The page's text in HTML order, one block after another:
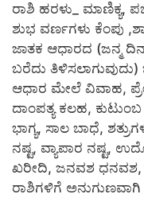
ರಾಶಿ ಹರಳು_ ಮಾಣಿಕ್ಯ,
ಶುಭ ವರ್ಣಗಳು ಕೆಂಪು
ಜಾತಕ ಆಧಾರದ (ಜನ್ಮ
ಬರೆದು
ಆಧಾರ ಮೇಲೆ ವಿವಾಹ,
ದಾಂಪತ್ಯ ಕಲಹ,
ಭಾಗ್ಯ, ಸಾಲ ಬಾಧೆ,
ನಷ್ಟ, ವ್ಯಾಪಾರ ನಷ್ಟ,
ಖರೀದಿ, ಜನವಶ ಧನವಶ,
ರಾಶಿಗಳಿಗೆ ಅನುಗುಣವಾಗಿ